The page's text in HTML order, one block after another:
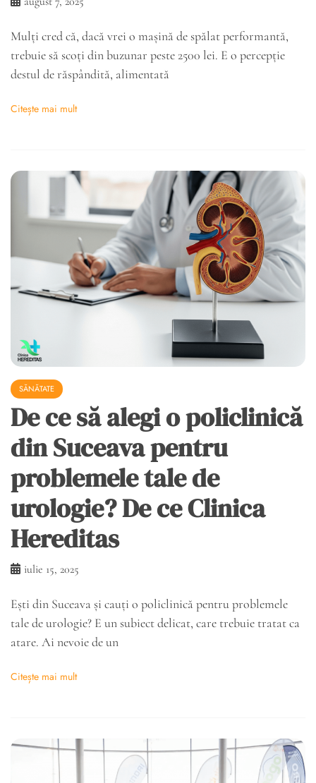
Mulți cred că, dacă vrei o mașină de spălat performantă,
trebuie să scoți din buzunar peste 2500 lei. E o percepție
destul de răspândită, alimentată
Citește mai mult
SĂNĂTATE
De ce să alegi o policlinică
din Suceava pentru
problemele tale de
urologie? De ce Clinica
Hereditas
iulie 15, 2025
Ești din Suceava și cauți o policlinică pentru problemele
tale de urologie? E un subiect delicat, care trebuie tratat ca
atare. Ai nevoie de un
Citește mai mult